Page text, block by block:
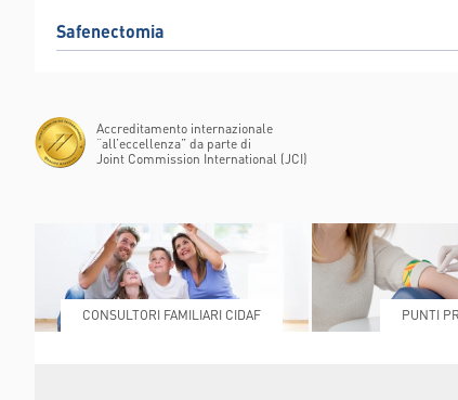
Safenectomia
Accreditamento internazionale
“all’eccellenza” da parte di
Joint Commission International (JCI)
CONSULTORI FAMILIARI CIDAF PUNTI